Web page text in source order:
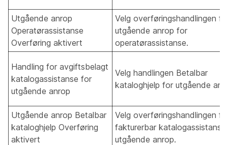
Utgående anrop
Operatørassistanse
Overføring aktivert
Velg overføringshandlingen
utgående anrop for
operatørassistanse.
Handling for avgiftsbelagt
katalogassistanse for
utgående anrop
Velg handlingen Betalbar
kataloghjelp for utgående
Utgående anrop Betalbar
kataloghjelp Overføring
aktivert
Velg overføringshandlingen
fakturerbar
utgående anrop.